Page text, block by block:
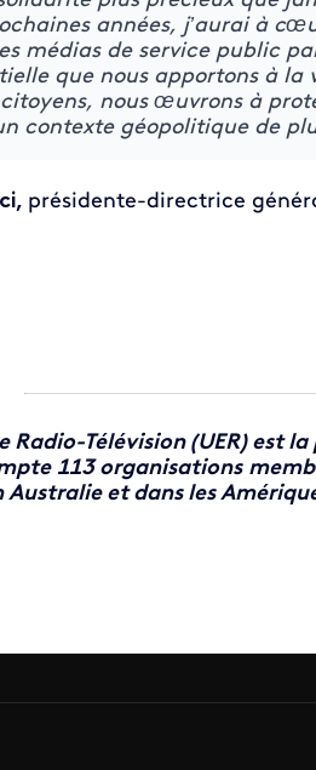
années, j’aurai à
médias de service public
que nous apportons à
nous œuvrons à
contexte géopolitique de
présidente-directrice
Radio-Télévision (UER) est
113 organisations
Australie et dans les